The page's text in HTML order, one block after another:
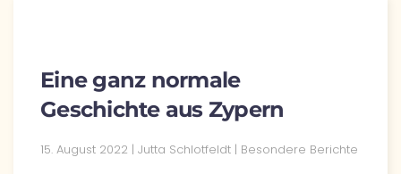
Eine ganz normale
Geschichte aus Zypern
15. August 2022 | Jutta Schlotfeldt | Besondere Berichte